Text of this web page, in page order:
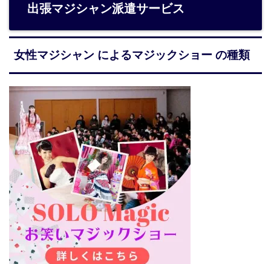
出張マジシャン派遣サービス
女性マジシャン によるマジックショー の種類